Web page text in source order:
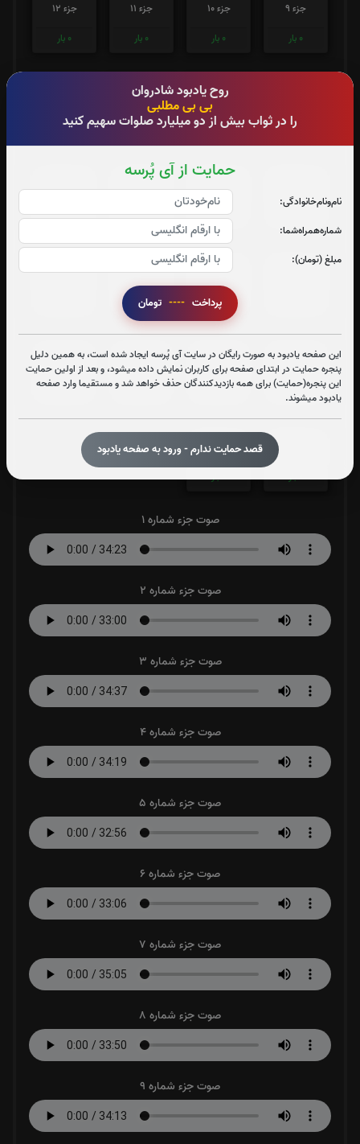
روح یادبود شادروان
بی بی مطلبی
را در ثواب بیش از دو میلیارد صلوات سهیم کنید
حمایت از آی پُرسه
نام‌و‌نام‌خانوادگی:
شماره‌همراه‌شما:
مبلغ (تومان):
پرداخت ----
این صفحه یادبود به صورت رایگان در سایت آی پُرسه ایجاد شده است، به همین دلیل
پنجره حمایت در ابتدای صفحه برای کاربران نمایش داده میشود، و بعد از اولین حمایت
این پنجره(حمایت) برای همه بازدیدکنندگان حذف خواهد شد و مستقیما وارد صفحه
یادبود میشوند.
قصد حمایت ندارم - ورود به صفحه یادبود
جزء 9
0 بار
جزء 10
0 بار
جزء 11
0 بار
جزء 12
0 بار
بار
جزء 14
0 بار
جزء 15
0بار
0بار
0بار
جزء 19
0بار
0بار
جزء 22
بار
جزء 23
0بار
جزء 24
جزء 25
0بار
جزء 26
0بار
جزء 27
0بار
جزء 28
0بار
0بار
جزء 30
0بار
صوت جزء شماره 1
صوت جزء شماره 2
صوت جزء شماره 3
صوت جزء شماره 4
صوت جزء شماره 5
صوت جزء شماره 6
صوت جزء شماره 7
صوت جزء شماره 8
صوت جزء شماره 9